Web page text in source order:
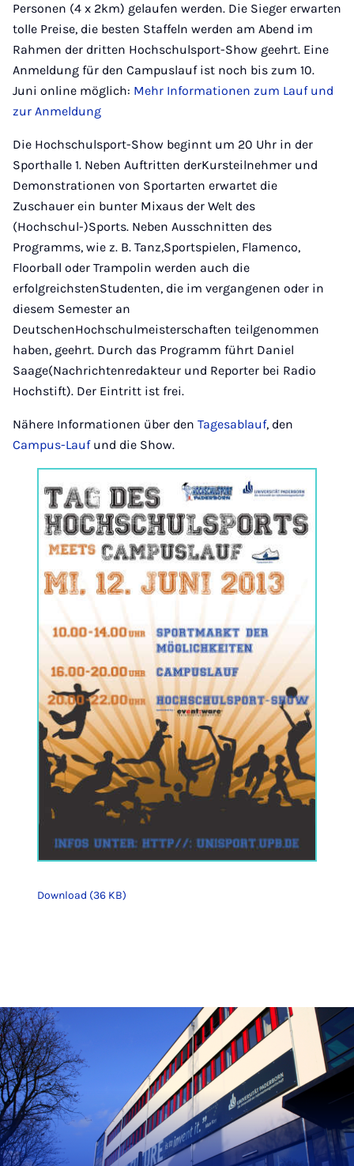
Personen (4 x 2km) gelaufen werden. Die Sieger erwarten
tolle Preise, die besten Staffeln werden am Abend im
Rahmen der dritten Hochschulsport-Show geehrt. Eine
Anmeldung für den Campuslauf ist noch bis zum 10.
Juni online möglich: Mehr Informationen zum Lauf und
zur Anmeldung
Die Hochschulsport-Show beginnt um 20 Uhr in der
Sporthalle 1. Neben Auftritten derKursteilnehmer und
Demonstrationen von Sportarten erwartet die
Zuschauer ein bunter Mixaus der Welt des
(Hochschul-)Sports. Neben Ausschnitten des
Programms, wie z. B. Tanz,Sportspielen, Flamenco,
Floorball oder Trampolin werden auch die
erfolgreichstenStudenten, die im vergangenen oder in
diesem Semester an
DeutschenHochschulmeisterschaften teilgenommen
haben, geehrt. Durch das Programm führt Daniel
Saage(Nachrichtenredakteur und Reporter bei Radio
Hochstift). Der Eintritt ist frei.
Nähere Informationen über den Tagesablauf, den
Campus-Laufund die Show.
Download (36 KB)